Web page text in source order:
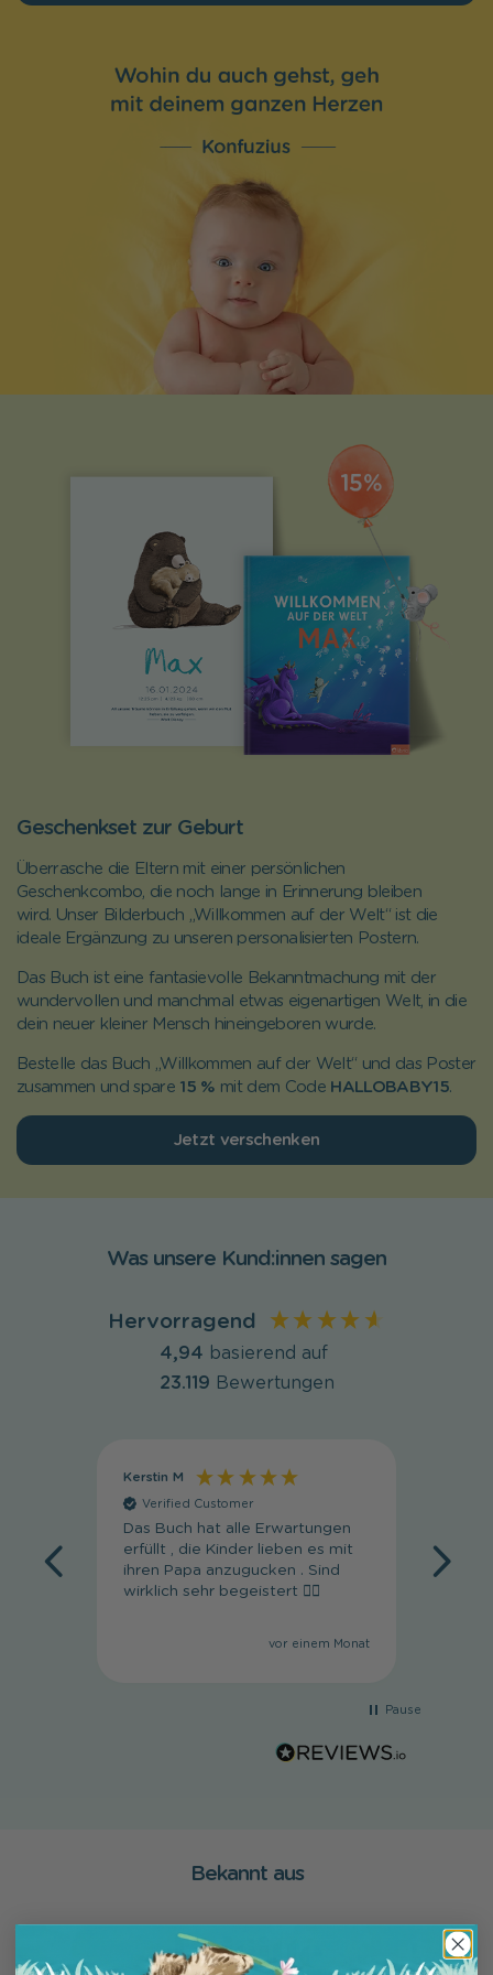
Geschenkset zur Geburt
Überrasche die Eltern mit einer persönlichen
Geschenkcombo, die noch lange in Erinnerung bleiben
wird. Unser Bilderbuch „Willkommen auf der Welt“ ist die
ideale Ergänzung zu unseren personalisierten Postern.
Das Buch ist eine fantasievolle Bekanntmachung mit der
wundervollen und manchmal etwas eigenartigen Welt, in die
dein neuer kleiner Mensch hineingeboren wurde.
Bestelle das Buch „Willkommen auf der Welt“ und das Poster
zusammen und spare 15 % mit dem Code HALLOBABY15.
Jetzt verschenken
Was unsere Kund:innen sagen
Hervorragend
4,94 basierend auf
23.119 Bewertungen
Kerstin M
Verified Customer
Das Buch hat alle Erwartungen
erfüllt , die Kinder lieben es mit
ihren Papa anzugucken . Sind
wirklich sehr begeistert 👍🏼
vor einem Monat
Pause
Bekannt aus